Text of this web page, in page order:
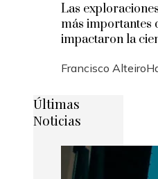
Las
más importantes
impactaron la
Francisco Alteiro
Últimas
Noticias